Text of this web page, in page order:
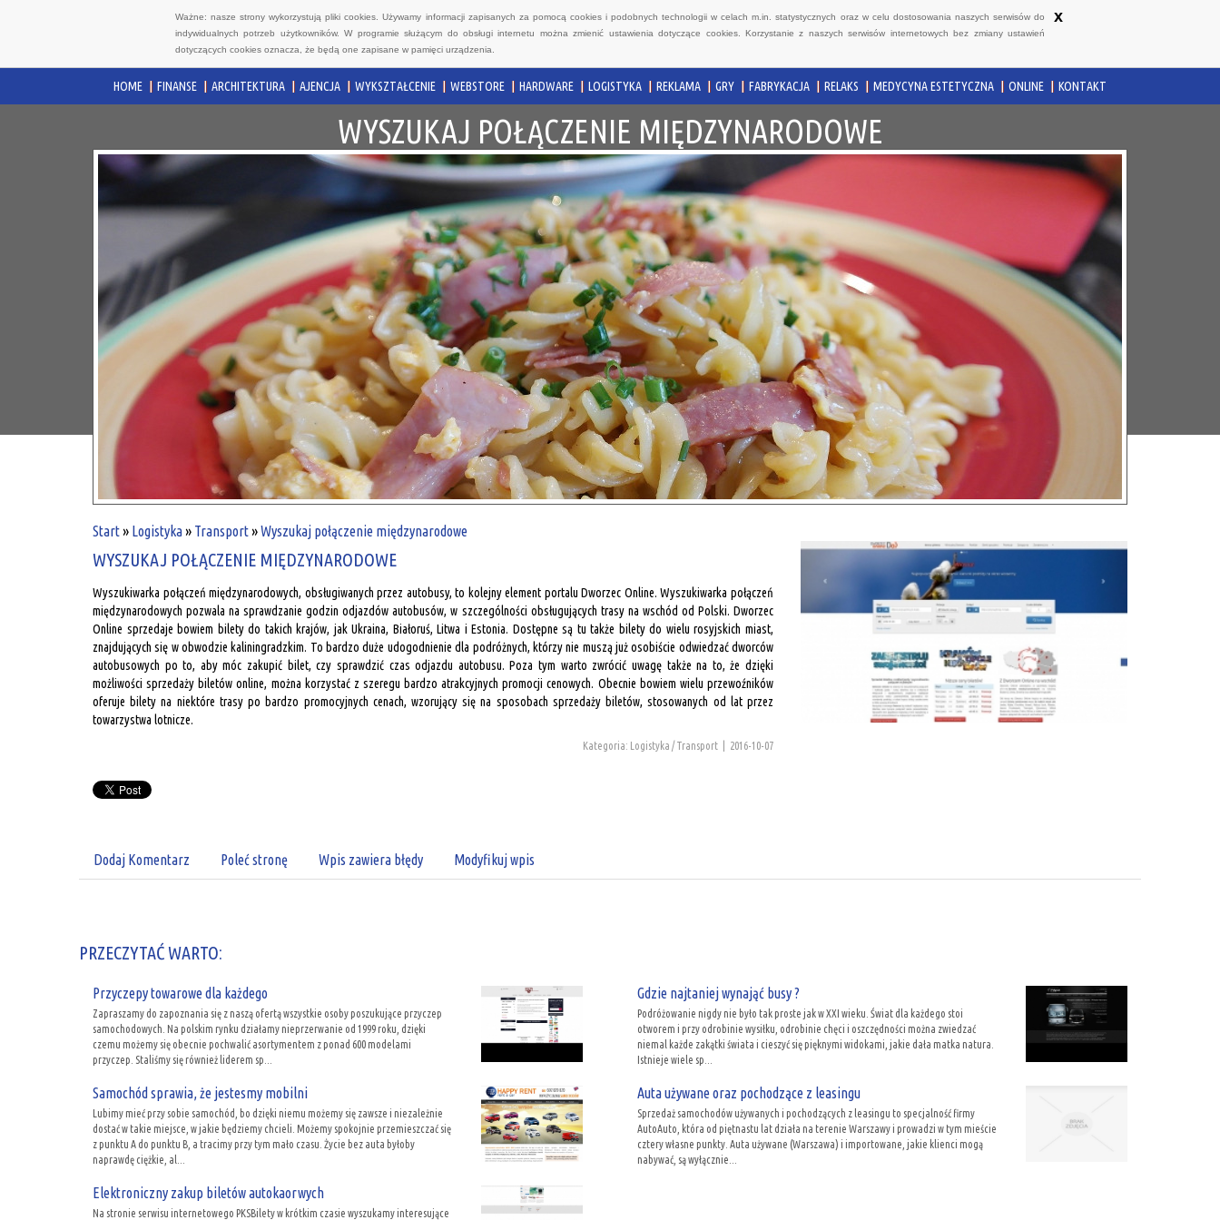
Ważne: nasze strony wykorzystują pliki cookies. Używamy informacji zapisanych za pomocą cookies i podobnych technologii w celach m.in. statystycznych oraz w celu dostosowania naszych serwisów do
indywidualnych potrzeb użytkowników. W programie służącym do obsługi internetu można zmienić ustawienia dotyczące cookies. Korzystanie z naszych serwisów internetowych bez zmiany ustawień
dotyczących cookies oznacza, że będą one zapisane w pamięci urządzenia.
x
HOME FINANSE ARCHITEKTURA AJENCJA WYKSZTAŁCENIE WEBSTORE HARDWARE LOGISTYKA REKLAMA GRY FABRYKACJA RELAKS MEDYCYNA ESTETYCZNA ONLINE KONTAKT
WYSZUKAJ POŁĄCZENIE MIĘDZYNARODOWE
Start» Logistyka» Transport»Wyszukaj połączenie międzynarodowe
WYSZUKAJ POŁĄCZENIE MIĘDZYNARODOWE
Wyszukiwarka połączeń międzynarodowych, obsługiwanych przez autobusy, to kolejny element portalu Dworzec Online. Wyszukiwarka połączeń
międzynarodowych pozwala na sprawdzanie godzin odjazdów autobusów, w szczególności obsługujących trasy na wschód od Polski. Dworzec
Online sprzedaje bowiem bilety do takich krajów, jak Ukraina, Białoruś, Litwa i Estonia. Dostępne są tu także bilety do wielu rosyjskich miast,
znajdujących się w obwodzie kaliningradzkim. To bardzo duże udogodnienie dla podróżnych, którzy nie muszą już osobiście odwiedzać dworców
autobusowych po to, aby móc zakupić bilet, czy sprawdzić czas odjazdu autobusu. Poza tym warto zwrócić uwagę także na to, że dzięki
możliwości sprzedaży biletów online, można korzystać z szeregu bardzo atrakcyjnych promocji cenowych. Obecnie bowiem wielu przewoźników
oferuje bilety na niektóre trasy po bardzo promocyjnych cenach, wzorujący się na sposobach sprzedaży biletów, stosowanych od lat przez
towarzystwa lotnicze.
Kategoria: Logistyka / Transport 2016-10-07
Dodaj Komentarz Poleć stronę Wpis zawiera błędy Modyfikuj wpis
PRZECZYTAĆ WARTO:
Przyczepy towarowe dla każdego
Zapraszamy do zapoznania się z naszą ofertą wszystkie osoby poszukujące przyczep
samochodowych. Na polskim rynku działamy nieprzerwanie od 1999 roku, dzięki
czemu możemy się obecnie pochwalić asortymentem z ponad 600 modelami
przyczep. Staliśmy się również liderem sp...
Gdzie najtaniej wynająć busy ?
Podróżowanie nigdy nie było tak proste jak w XXI wieku. Świat dla każdego stoi
otworem i przy odrobinie wysiłku, odrobinie chęci i oszczędności można zwiedzać
niemal każde zakątki świata i cieszyć się pięknymi widokami, jakie dała matka natura.
Istnieje wiele sp...
Samochód sprawia, że jestesmy mobilni
Lubimy mieć przy sobie samochód, bo dzięki niemu możemy się zawsze i niezależnie
dostać w takie miejsce, w jakie będziemy chcieli. Możemy spokojnie przemieszczać się
z punktu A do punktu B, a tracimy przy tym mało czasu. Życie bez auta byłoby
naprawdę ciężkie, al...
Auta używane oraz pochodzące z leasingu
Sprzedaż samochodów używanych i pochodzących z leasingu to specjalność firmy
AutoAuto, która od piętnastu lat działa na terenie Warszawy i prowadzi w tym mieście
cztery własne punkty. Auta używane (Warszawa) i importowane, jakie klienci mogą
nabywać, są wyłącznie...
Elektroniczny zakup biletów autokaorwych
Na stronie serwisu internetowego PKSBilety w krótkim czasie wyszukamy interesujące